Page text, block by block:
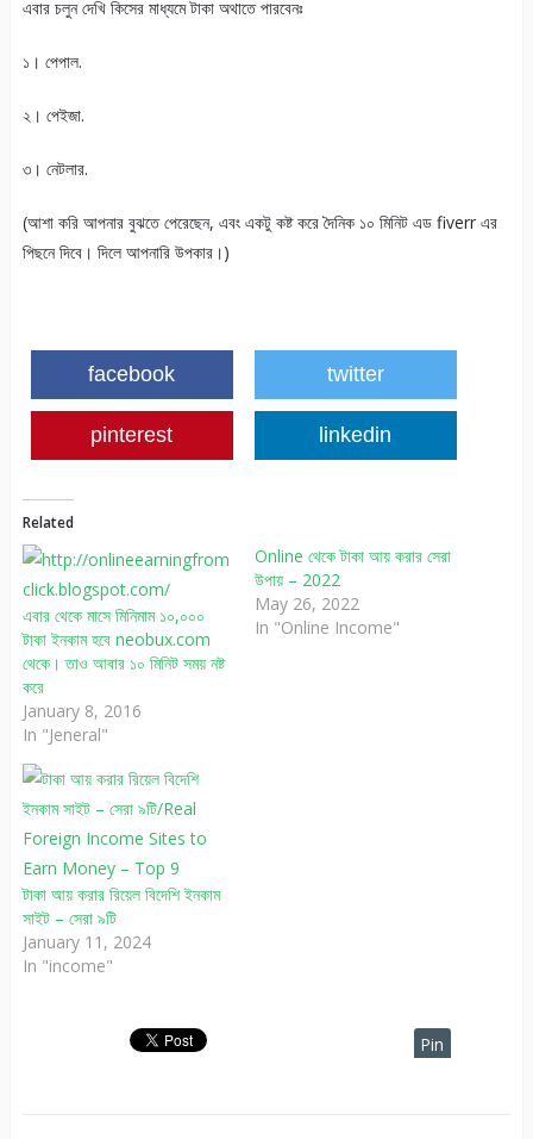
এবার চলুন দেখি কিসের মাধ্যমে টাকা অথাতে পারবেনঃ
১। পেপাল.
২। পেইজা.
৩। নেটলার.
(আশা করি আপনার বুঝতে পেরেছেন, এবং একটু কষ্ট করে দৈনিক ১০ মিনিট এড fiverr এর
পিছনে দিবে। দিলে আপনারি উপকার।)
facebook twitter
pinterest linkedin
Related
এবার থেকে মাসে মিনিমাম ১০,০০০
টাকা ইনকাম হবে neobux.com
থেকে। তাও আবার ১০ মিনিট সময় নষ্ট
করে
January 8, 2016
In "Jeneral"
Online থেকে টাকা আয় করার সেরা
উপায় – 2022
May 26, 2022
In "Online Income"
টাকা আয় করার রিয়েল বিদেশি ইনকাম
সাইট – সেরা ৯টি
January 11, 2024
In "income"
Pin